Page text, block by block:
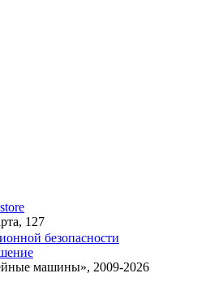
127
безопасности
машины», 2009-2026